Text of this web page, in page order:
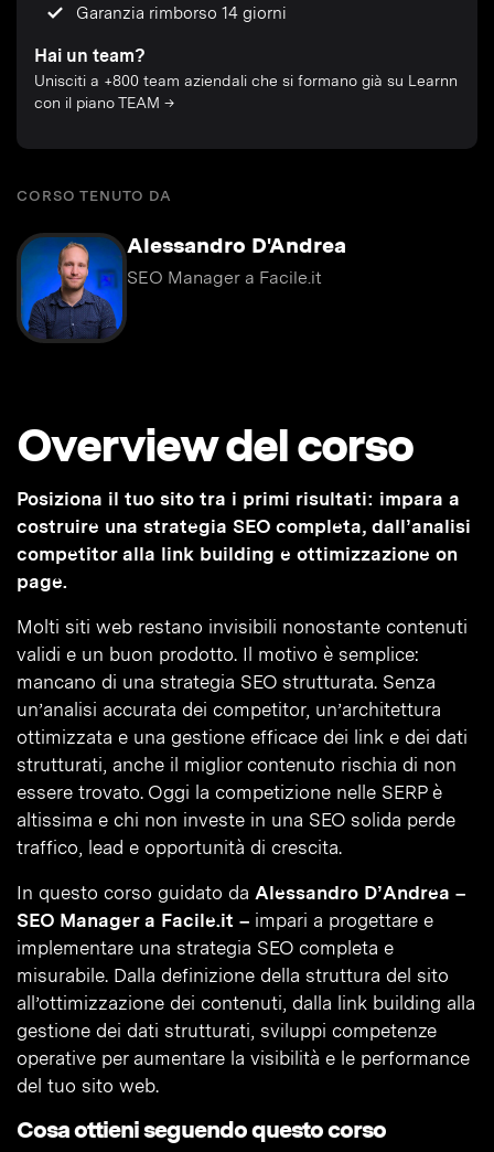
Garanzia rimborso 14 giorni
Hai un team?
Unisciti a +800 team aziendali che si formano già su Learnn
con il piano TEAM →
CORSO TENUTO DA
Alessandro D'Andrea
SEO Manager a Facile.it
Overview del corso
Posiziona il tuo sito tra i primi risultati: impara a
costruire una strategia SEO completa, dall’analisi
competitor alla link building e ottimizzazione on
page.
Molti siti web restano invisibili nonostante contenuti
validi e un buon prodotto. Il motivo è semplice:
mancano di una strategia SEO strutturata. Senza
un’analisi accurata dei competitor, un’architettura
ottimizzata e una gestione efficace dei link e dei dati
strutturati, anche il miglior contenuto rischia di non
essere trovato. Oggi la competizione nelle SERP è
altissima e chi non investe in una SEO solida perde
traffico, lead e opportunità di crescita.
In questo corso guidato da Alessandro D’Andrea –
SEO Manager a Facile.it – impari a progettare e
implementare una strategia SEO completa e
misurabile. Dalla definizione della struttura del sito
all’ottimizzazione dei contenuti, dalla link building alla
gestione dei dati strutturati, sviluppi competenze
operative per aumentare la visibilità e le performance
del tuo sito web.
Cosa ottieni seguendo questo corso